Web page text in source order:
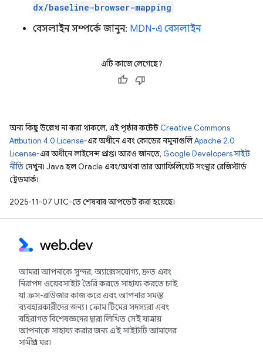
dx/baseline-browser-mapping
বেসলাইন সম্পর্কে জানুন: MDN-এ বেসলাইন
এটি কাজে লেগেছে?
অন্য কিছু উল্লেখ না করা থাকলে, এই পৃষ্ঠার কন্টেন্ট Creative Commons
Attribution 4.0 License-এর অধীনে এবং কোডের নমুনাগুলিApache 2.0
License-এর অধীনে লাইসেন্স প্রাপ্ত। আরও জানতে, Google Developers সাইট
নীতিদেখুন। Java হল Oracle এবং/অথবা তার অ্যাফিলিয়েট সংস্থার রেজিস্টার্ড
ট্রেডমার্ক।
2025-11-07 UTC-তে শেষবার আপডেট করা হয়েছে।
আমরা আপনাকে সুন্দর, অ্যাক্সেসযোগ্য, দ্রুত এবং
নিরাপদ ওয়েবসাইট তৈরি করতে সাহায্য করতে চাই
যা ক্রস-ব্রাউজার কাজ করে এবং আপনার সমস্ত
ব্যবহারকারীদের জন্য। ক্রোম টিমের সদস্যরা এবং
বহিরাগত বিশেষজ্ঞদের দ্বারা লিখিত সেই যাত্রায়
আপনাকে সাহায্য করার জন্য এই সাইটটি আমাদের
সামগ্রীর ঘর৷